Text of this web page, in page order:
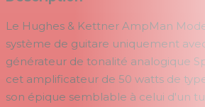
Le Hughes & Kettner AmpMan
système de guitare uniquement
générateur de tonalité analogique
cet amplificateur de 50 watts de
son épique semblable à celui d'un